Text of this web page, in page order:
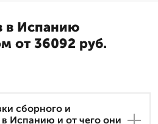
в Испанию
от 36092 руб.
сборного и
в Испанию и от чего они